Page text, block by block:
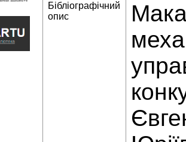
Бібліографічний
опис